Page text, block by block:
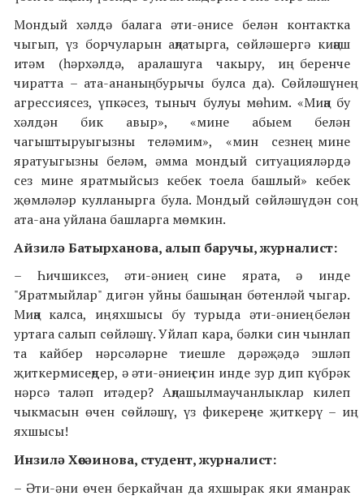
Мондый хәлдә балага әти-әнисе белән контактка
чыгып, үз борчуларын аңлатырга, сөйләшергә киңәш
итәм (һәрхәлдә, аралашуга чакыру, иң беренче
чиратта – ата-ананың бурычы булса да). Сөйләшүнең
агрессиясез, үпкәсез, тыныч булуы мөһим. «Миңа бу
хәлдән бик авыр», «мине абыем белән
чагыштыруыгызны теләмим», «мин сезнең мине
яратуыгызны беләм, әмма мондый ситуацияләрдә
сез мине яратмыйсыз кебек тоела башлый» кебек
җөмләләр кулланырга була. Мондый сөйләшүдән соң
ата-ана уйлана башларга мөмкин.
Айзилә Батырханова, алып баручы, журналист:
– Һичшиксез, әти-әниең сине ярата, ә инде
"Яратмыйлар" дигән уйны башыңнан бөтенләй чыгар.
Миңа калса, иң яхшысы бу турыда әти-әниең белән
уртага салып сөйләшү. Уйлап кара, бәлки син чынлап
та кайбер нәрсәләрне тиешле дәрәҗәдә эшләп
җиткермисеңдер, ә әти-әниең син инде зур дип күбрәк
нәрсә таләп итәдер? Аңлашылмаучанлыклар килеп
чыкмасын өчен сөйләшү, үз фикереңне җиткерү – иң
яхшысы!
Инзилә Хөсәинова, студент, журналист:
– Әти-әни өчен беркайчан да яхшырак яки яманрак